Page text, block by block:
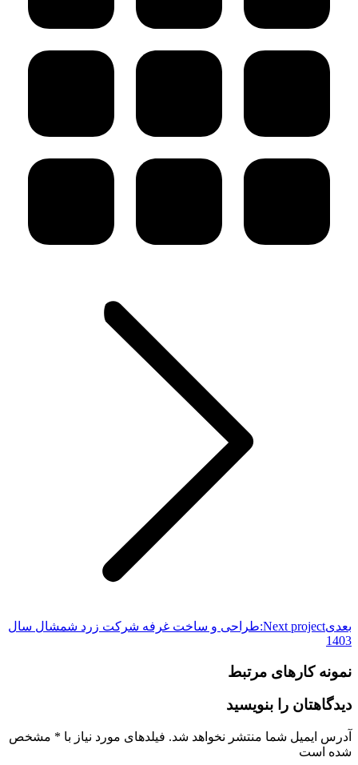
بعدیNext project: طراحی و ساخت غرفه شرکت زرد شمشال سال
1403
نمونه کارهای مرتبط
دیدگاهتان را بنویسید
آدرس ایمیل شما منتشر نخواهد شد. فیلدهای مورد نیاز با * مشخص
شده است